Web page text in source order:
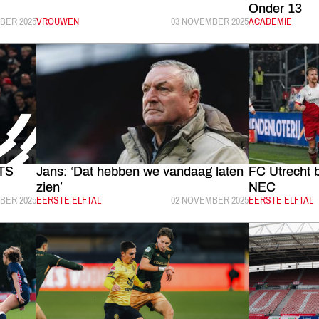
2025CATEGORIE:
VROUWEN GEPUBLICEERD:
03 NOVEMBER 2025
Onder 13
CATEGORIE:
ACADEMIE
2025
Jans: ‘Dat hebben we vandaag laten
zien’
CATEGORIE:
EERSTE ELFTAL GEPUBLICEERD:
02 NOVEMBER 2025
FC Utrecht
NEC
CATEGORIE:
EERSTE ELFTAL